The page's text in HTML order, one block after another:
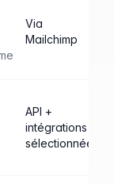
Via
Mailchimp
API +
intégrations
sélectionnées